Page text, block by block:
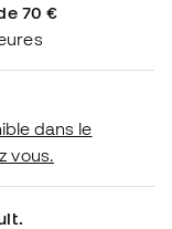
70 €
dans le
vous.